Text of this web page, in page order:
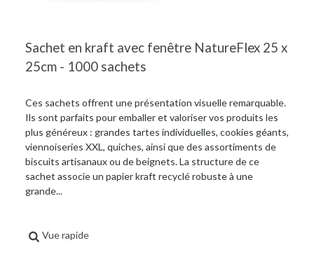
Sachet en kraft avec fenêtre NatureFlex 25 x
25cm - 1000 sachets
Ces sachets offrent une présentation visuelle remarquable.
Ils sont parfaits pour emballer et valoriser vos produits les
plus généreux : grandes tartes individuelles, cookies géants,
viennoiseries XXL, quiches, ainsi que des assortiments de
biscuits artisanaux ou de beignets. La structure de ce
sachet associe un papier kraft recyclé robuste à une
grande...
Vue rapide